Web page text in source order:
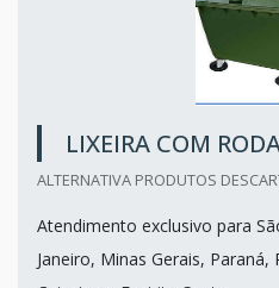
LIXEIRA COM
ALTERNATIVA PRODUTOS
Atendimento exclusivo para
Janeiro, Minas Gerais, Paraná,